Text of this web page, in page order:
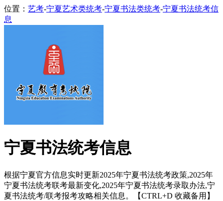
位置： 艺考-宁夏艺术类统考-宁夏书法类统考-宁夏书法统考信
息
宁夏书法统考信息
根据宁夏官方信息实时更新2025年宁夏书法统考政策,2025年
宁夏书法统考联考最新变化,2025年宁夏书法统考录取办法,宁
夏书法统考/联考报考攻略相关信息。【CTRL+D 收藏备用】